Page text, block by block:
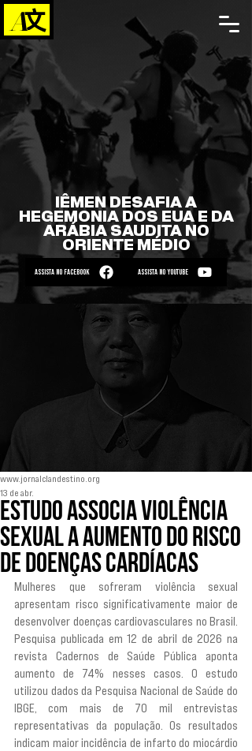
IÊMEN DESAFIA A
HEGEMONIA DOS EUA E DA
ARÁBIA SAUDITA NO
ORIENTE MÉDIO
ASSISTA NO FACEBOOK ASSISTA NO YOUTUBE
Estudo associa violência
sexual a aumento do risco
de doenças cardíacas
www.jornalclandestino.org
13 de abr.
Mulheres que sofreram violência sexual
apresentam risco significativamente maior de
desenvolver doenças cardiovasculares no Brasil.
Pesquisa publicada em 12 de abril de 2026 na
revista Cadernos de Saúde Pública aponta
aumento de 74% nesses casos. O estudo
utilizou dados da Pesquisa Nacional de Saúde do
IBGE, com mais de 70 mil entrevistas
representativas da população. Os resultados
indicam maior incidência de infarto do miocárdio